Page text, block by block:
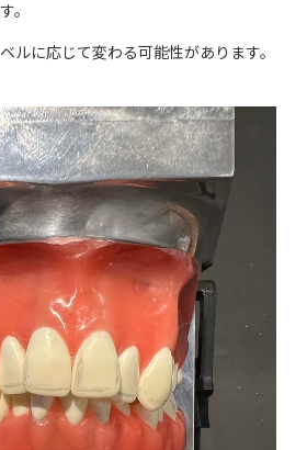
。
ルに応じて変わる可能性があります。